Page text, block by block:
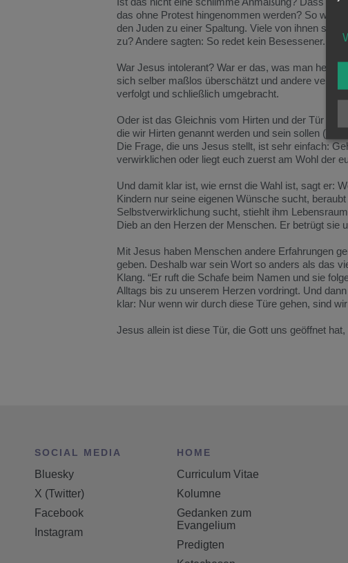
das ohne Protest hingenommen werden? So
den Juden zu einer Spaltung. Viele von ihnen
zu? Andere sagten: So redet kein Besessener.
War Jesus intolerant? War er das, was man heute
sich selber maßlos überschätzt und andere
verfolgt und schließlich umgebracht.
Oder ist das Gleichnis vom Hirten und der Tür so
die wir Hirten genannt werden und sein sollen (die
Die Frage, die uns Jesus stellt, ist sehr einfach:
verwirklichen oder liegt euch zuerst am Wohl der
Und damit klar ist, wie ernst die Wahl ist, sagt er:
Kindern nur seine eigenen Wünsche sucht,
Selbstverwirklichung sucht, stiehlt ihm
Dieb an den Herzen der Menschen. Er betrügt sie
Mit Jesus haben Menschen andere Erfahrungen
geben. Deshalb war sein Wort so anders als das
Klang. “Er ruft die Schafe beim Namen und sie
Alltags bis zu unserem Herzen vordringt. Und
klar: Nur wenn wir durch diese Türe gehen, sind
Jesus allein ist diese Tür, die Gott uns geöffnet
SOCIAL MEDIA
Bluesky
X (Twitter)
Facebook
Instagram
HOME
Curriculum Vitae
Kolumne
Gedanken zum
Evangelium
Predigten